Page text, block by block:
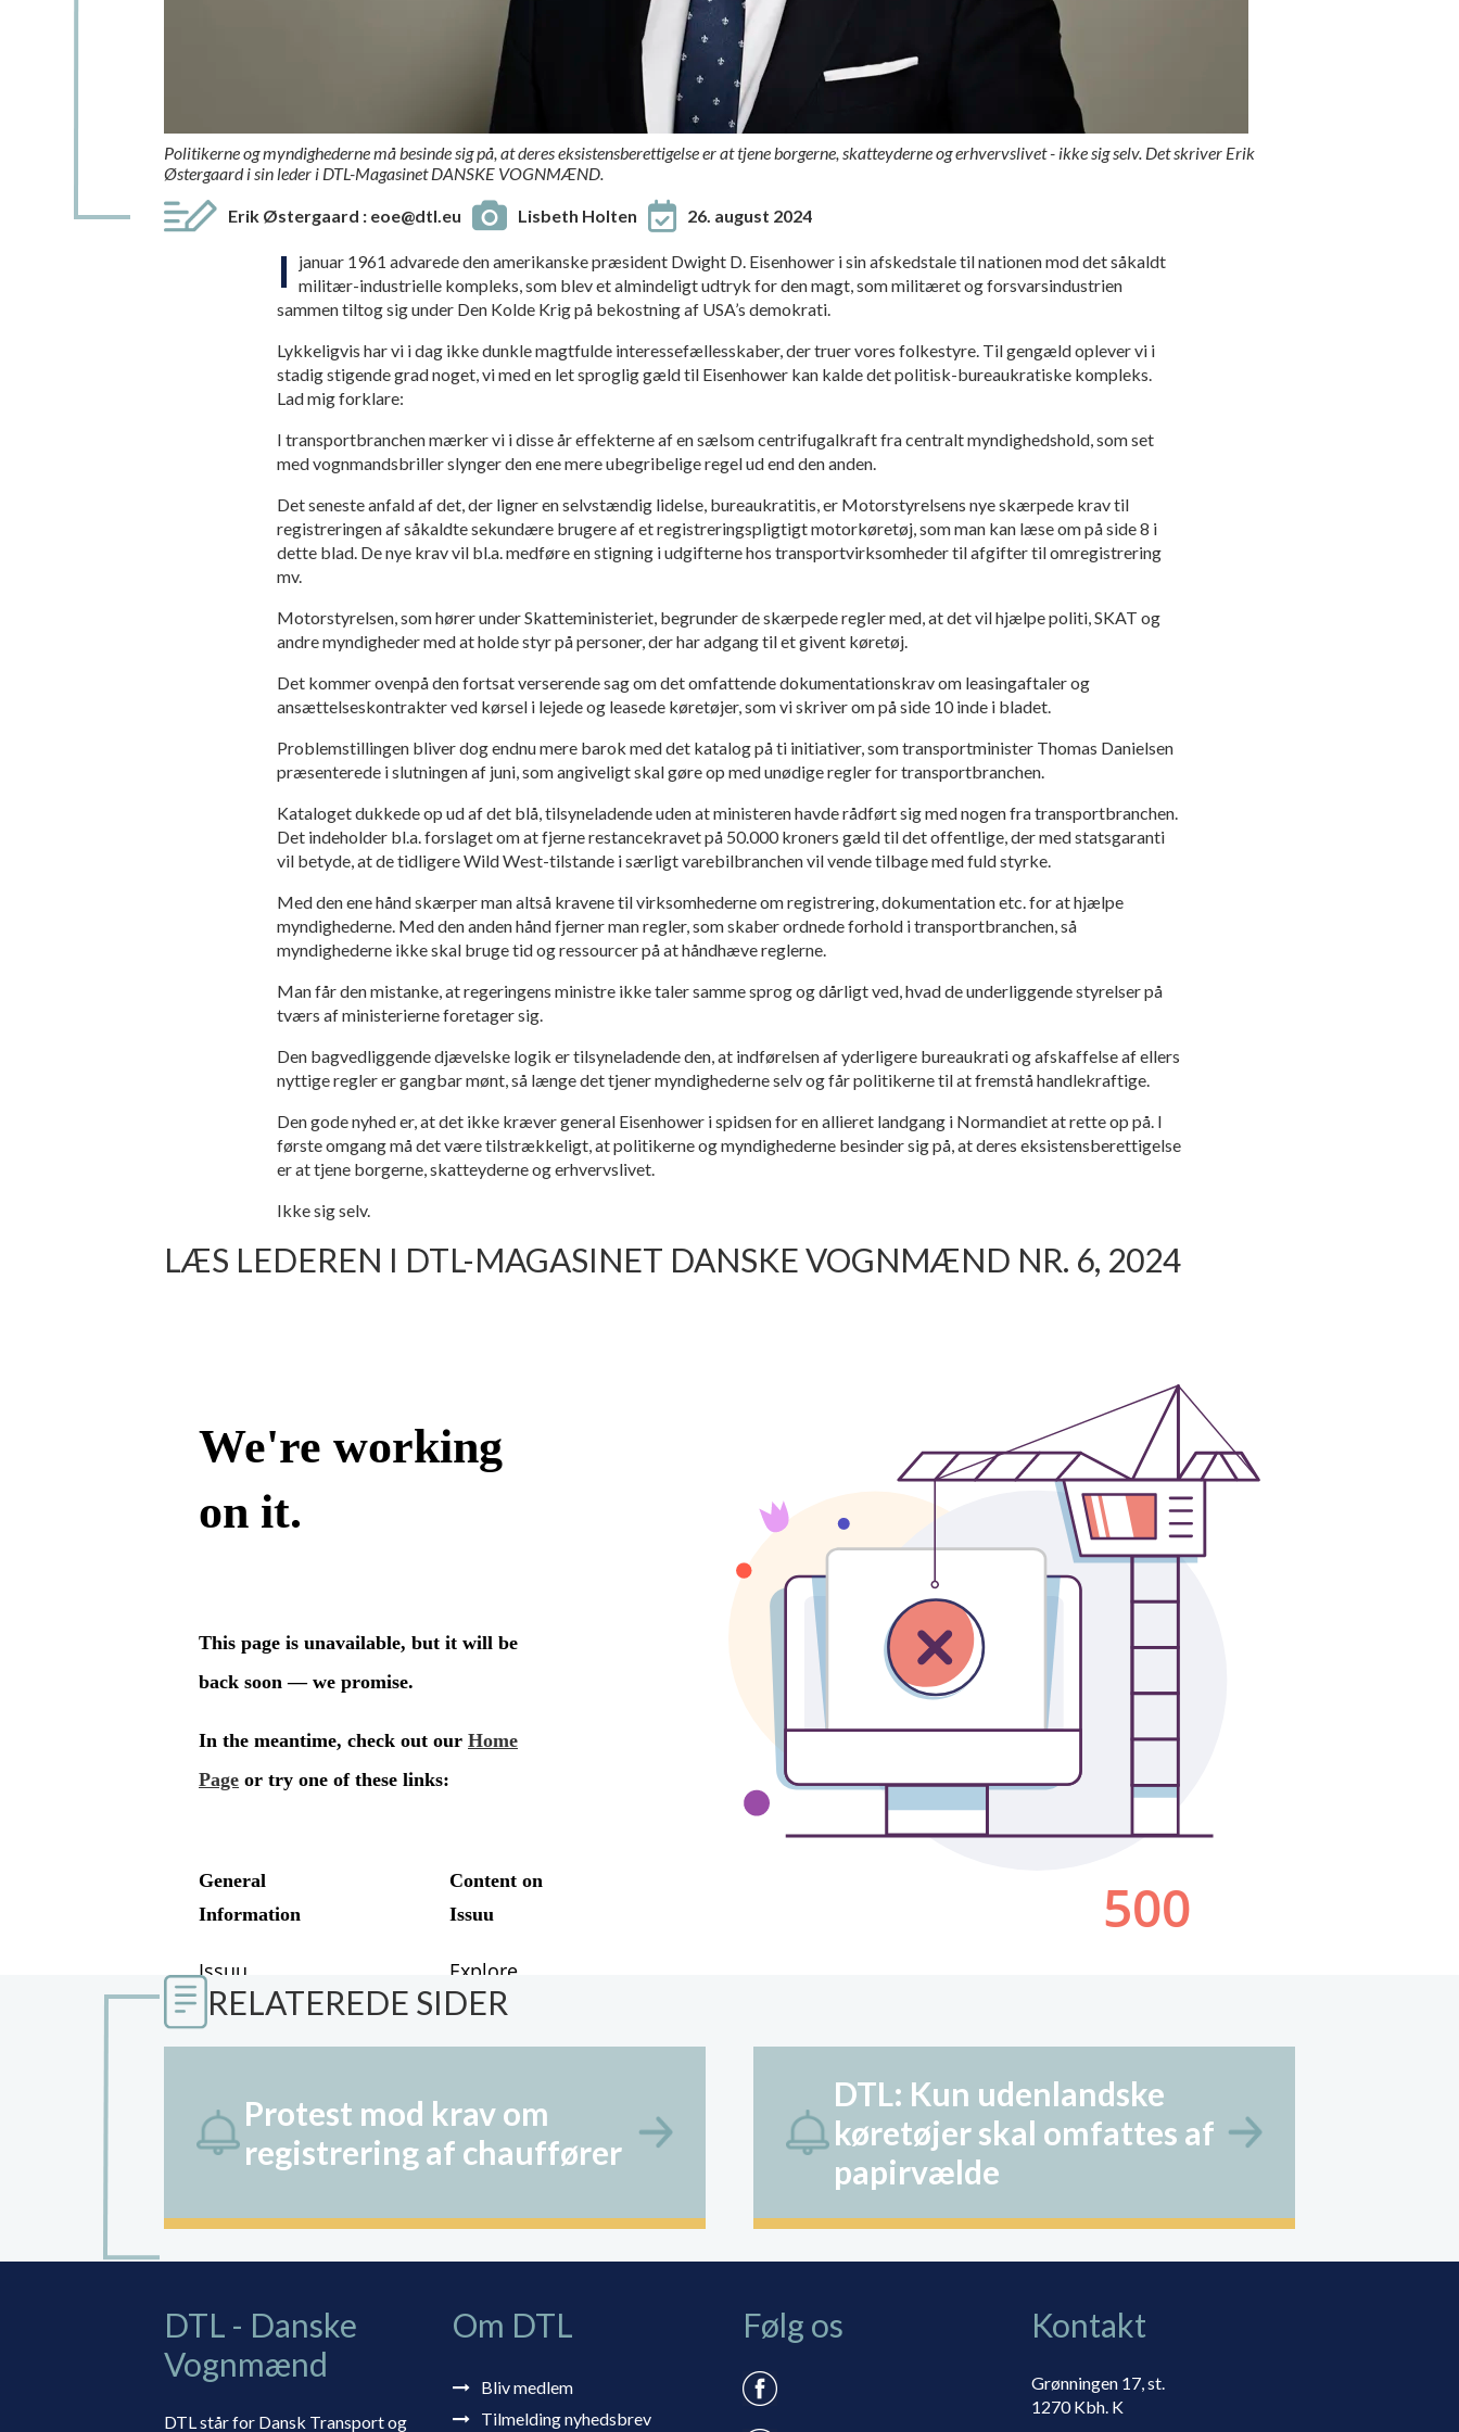
Politikerne og myndighederne må besinde sig på, at deres eksistensberettigelse er at tjene borgerne, skatteyderne og erhvervslivet - ikke sig selv. Det skriver Erik
Østergaard i sin leder i DTL-Magasinet DANSKE VOGNMÆND.
Erik Østergaard : eoe@dtl.eu Lisbeth Holten 26. august 2024
I
januar 1961 advarede den amerikanske præsident Dwight D. Eisenhower i sin afskedstale til nationen mod det såkaldt
militær-industrielle kompleks, som blev et almindeligt udtryk for den magt, som militæret og forsvarsindustrien
sammen tiltog sig under Den Kolde Krig på bekostning af USA’s demokrati.
Lykkeligvis har vi i dag ikke dunkle magtfulde interessefællesskaber, der truer vores folkestyre. Til gengæld oplever vi i
stadig stigende grad noget, vi med en let sproglig gæld til Eisenhower kan kalde det politisk-bureaukratiske kompleks.
Lad mig forklare:
I transportbranchen mærker vi i disse år effekterne af en sælsom centrifugalkraft fra centralt myndighedshold, som set
med vognmandsbriller slynger den ene mere ubegribelige regel ud end den anden.
Det seneste anfald af det, der ligner en selvstændig lidelse, bureaukratitis, er Motorstyrelsens nye skærpede krav til
registreringen af såkaldte sekundære brugere af et registreringspligtigt motorkøretøj, som man kan læse om på side 8 i
dette blad. De nye krav vil bl.a. medføre en stigning i udgifterne hos transportvirksomheder til afgifter til omregistrering
mv.
Motorstyrelsen, som hører under Skatteministeriet, begrunder de skærpede regler med, at det vil hjælpe politi, SKAT og
andre myndigheder med at holde styr på personer, der har adgang til et givent køretøj.
Det kommer ovenpå den fortsat verserende sag om det omfattende dokumentationskrav om leasingaftaler og
ansættelseskontrakter ved kørsel i lejede og leasede køretøjer, som vi skriver om på side 10 inde i bladet.
Problemstillingen bliver dog endnu mere barok med det katalog på ti initiativer, som transportminister Thomas Danielsen
præsenterede i slutningen af juni, som angiveligt skal gøre op med unødige regler for transportbranchen.
Kataloget dukkede op ud af det blå, tilsyneladende uden at ministeren havde rådført sig med nogen fra transportbranchen.
Det indeholder bl.a. forslaget om at fjerne restancekravet på 50.000 kroners gæld til det offentlige, der med statsgaranti
vil betyde, at de tidligere Wild West-tilstande i særligt varebilbranchen vil vende tilbage med fuld styrke.
Med den ene hånd skærper man altså kravene til virksomhederne om registrering, dokumentation etc. for at hjælpe
myndighederne. Med den anden hånd fjerner man regler, som skaber ordnede forhold i transportbranchen, så
myndighederne ikke skal bruge tid og ressourcer på at håndhæve reglerne.
Man får den mistanke, at regeringens ministre ikke taler samme sprog og dårligt ved, hvad de underliggende styrelser på
tværs af ministerierne foretager sig.
Den bagvedliggende djævelske logik er tilsyneladende den, at indførelsen af yderligere bureaukrati og afskaffelse af ellers
nyttige regler er gangbar mønt, så længe det tjener myndighederne selv og får politikerne til at fremstå handlekraftige.
Den gode nyhed er, at det ikke kræver general Eisenhower i spidsen for en allieret landgang i Normandiet at rette op på. I
første omgang må det være tilstrækkeligt, at politikerne og myndighederne besinder sig på, at deres eksistensberettigelse
er at tjene borgerne, skatteyderne og erhvervslivet.
Ikke sig selv.
LÆS LEDEREN I DTL-MAGASINET DANSKE VOGNMÆND NR. 6, 2024
RELATEREDE SIDER
Protest mod krav om
registrering af chauffører
DTL: Kun udenlandske
køretøjer skal omfattes af
papirvælde
DTL - Danske
Vognmænd
DTL står for Dansk Transport og
Om DTL
Bliv medlem
Tilmelding nyhedsbrev
Følg os Kontakt
Grønningen 17, st.
1270 Kbh. K